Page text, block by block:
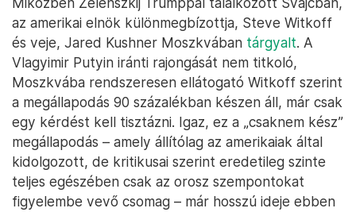
az amerikai elnök különmegbízottja, Steve Witkoff
és veje, Jared Kushner Moszkvában tárgyalt. A
Vlagyimir Putyin iránti rajongását nem titkoló,
Moszkvába rendszeresen ellátogató Witkoff szerint
a megállapodás 90 százalékban készen áll, már csak
egy kérdést kell tisztázni. Igaz, ez a „csaknem kész”
megállapodás – amely állítólag az amerikaiak által
kidolgozott, de kritikusai szerint eredetileg szinte
teljes egészében csak az orosz szempontokat
figyelembe vevő csomag – már hosszú ideje ebben